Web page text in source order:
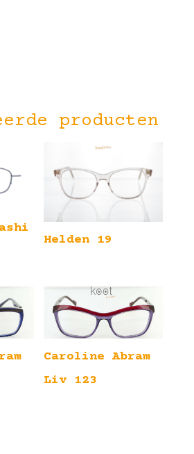
producten
Helden 19
Caroline Abram
Liv 123